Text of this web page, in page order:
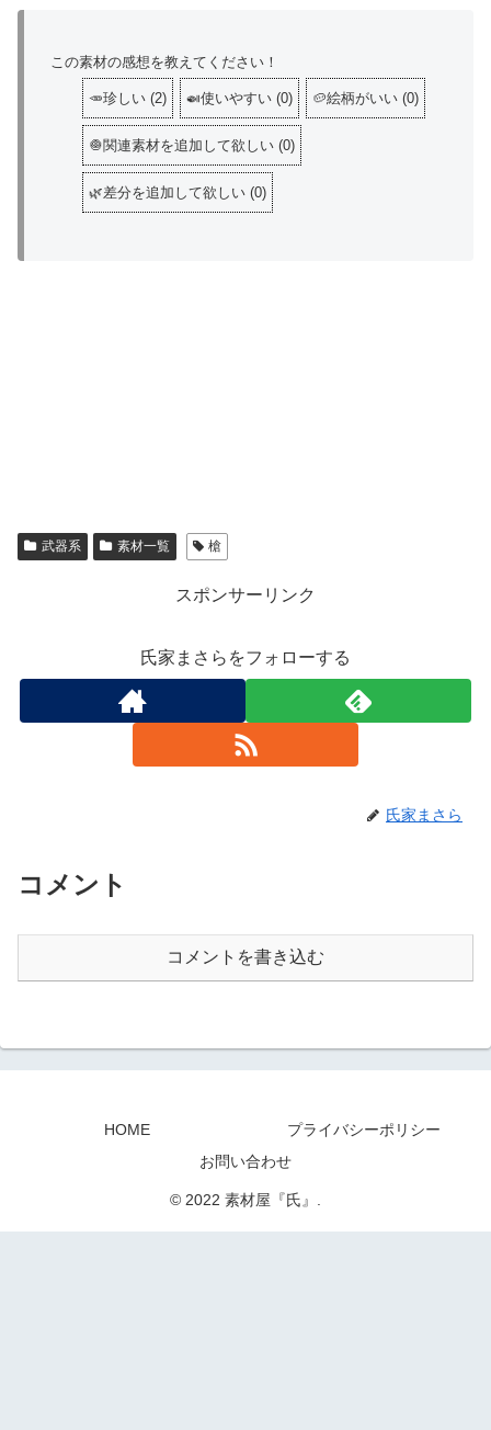
この素材の感想を教えてください！
🥕珍しい (2) 🍛使いやすい (0) 🥔絵柄がいい (0)
🧅関連素材を追加して欲しい (0)
🌿差分を追加して欲しい (0)
武器系 素材一覧 槍
スポンサーリンク
氏家まさらをフォローする
氏家まさら
コメント
コメントを書き込む
HOME
プライバシーポリシー
お問い合わせ
© 2022 素材屋『氏』.